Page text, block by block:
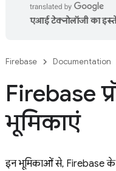
एआई टेक्नोलॉजी का
Firebase Documentation
Firebase
भूमिकाएं
इन भूमिकाओं से, Firebase के